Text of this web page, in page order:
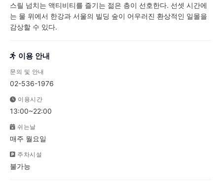
스릴 넘치는 액티비티를 즐기는 젊은 층이 선호한다. 선셋 시간에
는 물 위에서 한강과 서울의 빌딩 숲이 어우러진 환상적인 일몰을
감상할 수 있다.
이용 안내
문의 및 안내
02-536-1976
이용시간
13:00~22:00
쉬는날
매주 월요일
주차시설
불가능